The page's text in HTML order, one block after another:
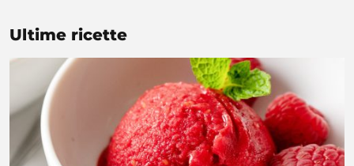
Prezzi Rossetto
Punti vendita
Ultime ricette